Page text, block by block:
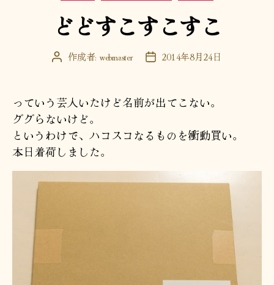
テ
ゴ
リ
どどすこすこすこ
投 作成者: webmaster
投 2014年8月24日
っていう芸人いたけど名前が出てこない。
ググらないけど。
というわけで、ハコスコなるものを衝動買い。
本日着荷しました。